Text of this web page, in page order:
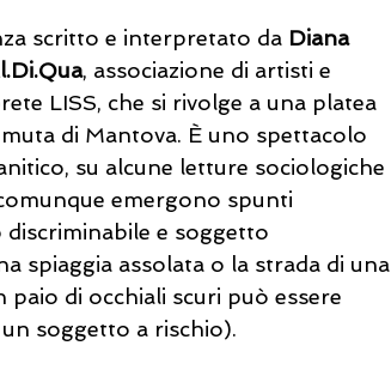
scritto e interpretato da Diana
, associazione di artisti e
LISS, che si rivolge a una platea
di Mantova. È uno spettacolo
su alcune letture sociologiche
emergono spunti
e soggetto
spiaggia assolata o la strada di una
di occhiali scuri può essere
soggetto a rischio).